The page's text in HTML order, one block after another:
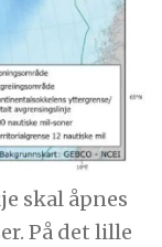
skal åpnes
På det lille